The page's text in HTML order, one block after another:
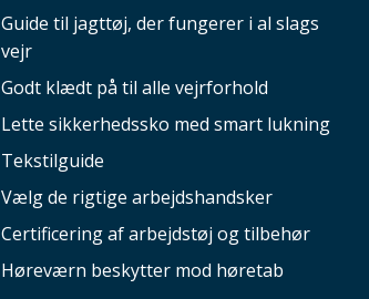
Guide til jagttøj, der fungerer i al slags
vejr
Godt klædt på til alle vejrforhold
Lette sikkerhedssko med smart lukning
Tekstilguide
Vælg de rigtige arbejdshandsker
Certificering af arbejdstøj og tilbehør
Høreværn beskytter mod høretab